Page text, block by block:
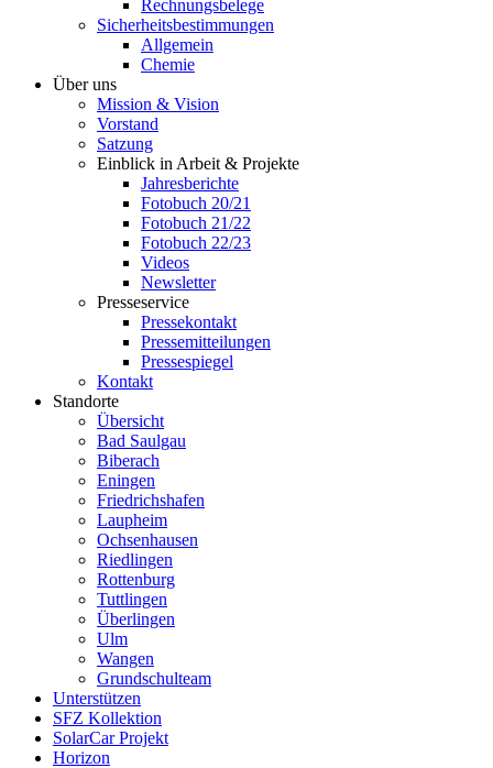
Rechnungsbelege
Sicherheitsbestimmungen
Allgemein
Chemie
Über uns
Mission & Vision
Vorstand
Satzung
Einblick in Arbeit & Projekte
Jahresberichte
Fotobuch 20/21
Fotobuch 21/22
Fotobuch 22/23
Videos
Newsletter
Presseservice
Pressekontakt
Pressemitteilungen
Pressespiegel
Kontakt
Standorte
Übersicht
Bad Saulgau
Biberach
Eningen
Friedrichshafen
Laupheim
Ochsenhausen
Riedlingen
Rottenburg
Tuttlingen
Überlingen
Ulm
Wangen
Grundschulteam
Unterstützen
SFZ Kollektion
SolarCar Projekt
Horizon